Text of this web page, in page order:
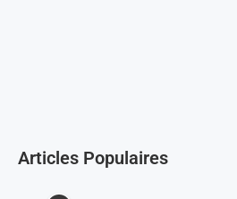
Articles Populaires